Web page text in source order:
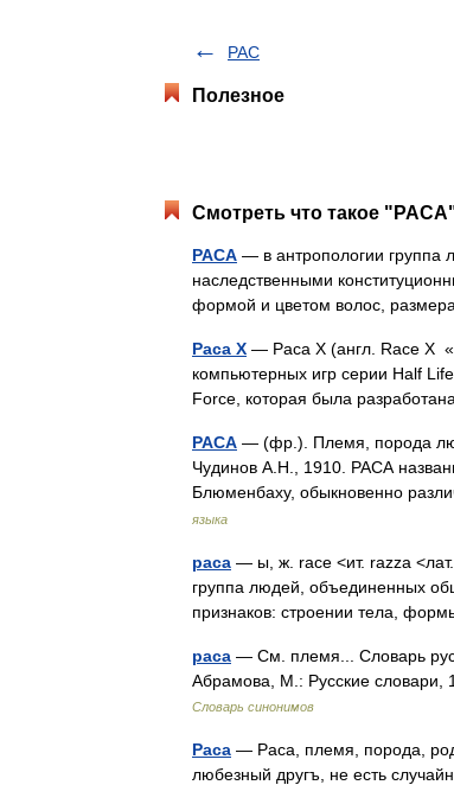
РАС
Полезное
Смотреть что такое
РАСА — в антропологии группа
наследственными
формой и цветом волос,
Раса X — Раса Х (англ. Race X
компьютерных игр серии Half
Force, которая была
РАСА — (фр.). Племя, порода
Чудинов А.Н., 1910. РАСА
Блюменбаху, обыкновенно
языка
раса — ы, ж. race <ит. razza
группа людей, объединенных
признаков: строении тела,
раса — См. племя... Словарь
Абрамова, М.: Русские словари,
Словарь синонимов
Раса — Раса, племя, порода,
любезный другъ, не есть